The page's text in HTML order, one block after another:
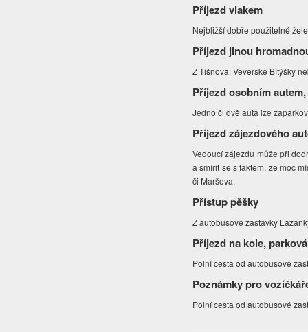
Příjezd vlakem
Nejbližší dobře použitelné
Příjezd jinou
Z Tišnova, Veverské Bítýšky
Příjezd osobním
Jedno či dvě auta lze
Příjezd zájezdového
Vedoucí zájezdu může při
a smířit se s faktem, že moc
či Maršova.
Přístup pěšky
Z autobusové zastávky
Příjezd na kole,
Polní cesta od autobusové
Poznámky pro
Polní cesta od autobusové